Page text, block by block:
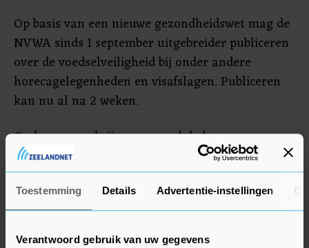
Toestemming Details Advertentie-instellingen
Verantwoord gebruik van uw gegevens
Op basis van een nieuwe gezondheidswet mag de
NVWA sinds 1 september uitgebreider publiceren
over de voedselveiligheid bij onder andere
horecagelegenheden en visafslagen. Publiceren
kan nu al na 2 weken.
Ondernemers krijgen nog wel de kans om
bezwaar te maken tegen de publicatie.